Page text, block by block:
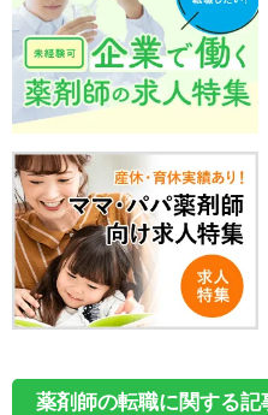
薬剤師の転職に関する記